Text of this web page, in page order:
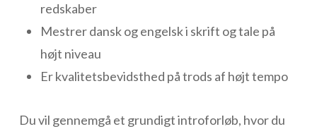
redskaber
Mestrer dansk og engelsk i skrift og tale på
højt niveau
Er kvalitetsbevidsthed på trods af højt tempo
Du vil gennemgå et grundigt introforløb, hvor du